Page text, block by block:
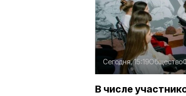
Сегодня, 15:19Общество
В числе